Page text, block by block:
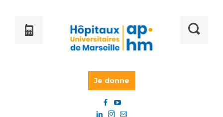
Je donne